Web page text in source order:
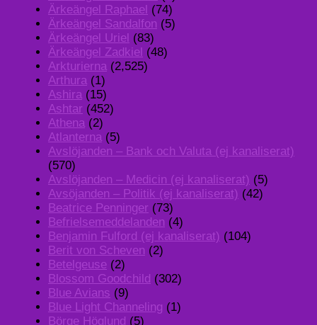
Ärkeängel Raphael (74)
Ärkeängel Sandalfon (5)
Ärkeängel Uriel (83)
Ärkeängel Zadkiel (48)
Arkturierna (2,525)
Arthura (1)
Ashira (15)
Ashtar (452)
Athena (2)
Atlanterna (5)
Avslöjanden – Bank och Valuta (ej kanaliserat)
(570)
Avslöjanden – Medicin (ej kanaliserat) (5)
Avsöjanden – Politik (ej kanaliserat) (42)
Beatrice Penninger (73)
Befrielsemeddelanden (4)
Benjamin Fulford (ej kanaliserat) (104)
Berit von Scheven (2)
Betelgeuse (2)
Blossom Goodchild (302)
Blue Avians (9)
Blue Light Channeling (1)
Börge Höglund (5)